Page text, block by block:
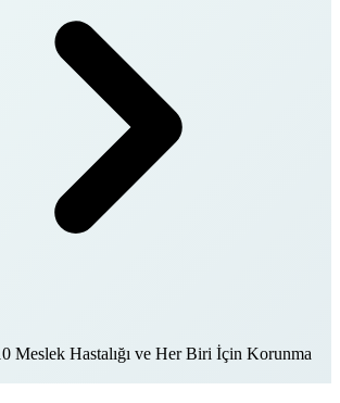
Meslek Hastalığı ve Her Biri İçin Korunma